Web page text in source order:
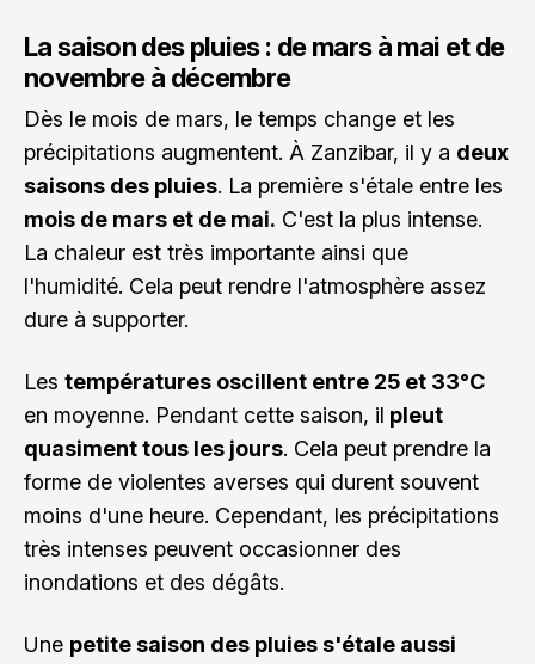
La saison des pluies : de mars à mai et de
novembre à décembre
Dès le mois de mars, le temps change et les
précipitations augmentent. À Zanzibar, il y a deux
saisons des pluies. La première s'étale entre les
mois de mars et de mai. C'est la plus intense.
La chaleur est très importante ainsi que
l'humidité. Cela peut rendre l'atmosphère assez
dure à supporter.
Les températures oscillent entre 25 et 33°C
en moyenne. Pendant cette saison, il pleut
quasiment tous les jours. Cela peut prendre la
forme de violentes averses qui durent souvent
moins d'une heure. Cependant, les précipitations
très intenses peuvent occasionner des
inondations et des dégâts.
Une petite saison des pluies s'étale aussi